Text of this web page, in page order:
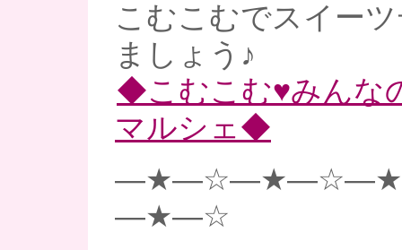
こむこむでスイー
ましょう♪
◆こむこむ♥みんな
マルシェ◆
—★—☆